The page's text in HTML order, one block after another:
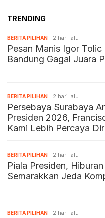
TRENDING
BERITA PILIHAN 2 hari lalu
Pesan Manis Igor Tolic
Bandung Gagal Juara
BERITA PILIHAN 2 hari lalu
Persebaya Surabaya
Presiden 2026,
Kami Lebih Percaya
BERITA PILIHAN 2 hari lalu
Piala Presiden,
Semarakkan Jeda
BERITA PILIHAN 2 hari lalu